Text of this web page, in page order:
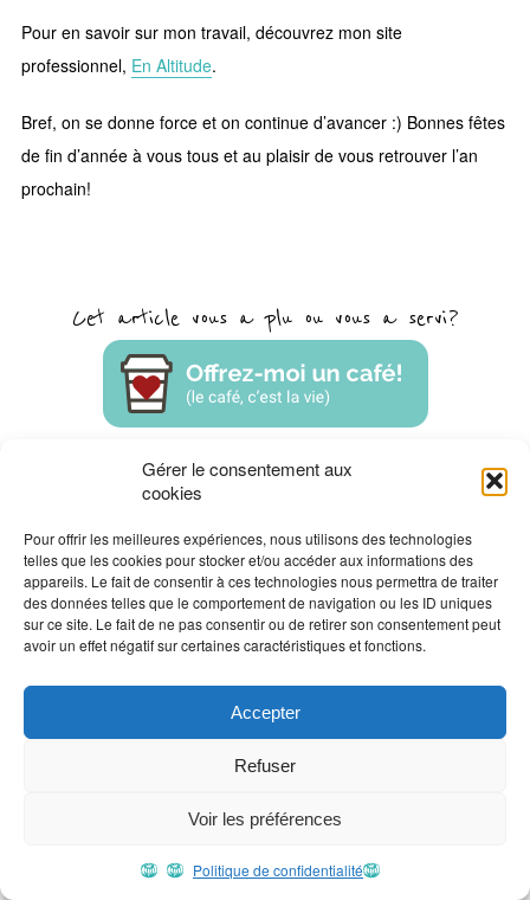
Gérer le consentement aux
cookies
Pour offrir les meilleures expériences, nous utilisons des technologies
telles que les cookies pour stocker et/ou accéder aux informations des
appareils. Le fait de consentir à ces technologies nous permettra de traiter
des données telles que le comportement de navigation ou les ID uniques
sur ce site. Le fait de ne pas consentir ou de retirer son consentement peut
avoir un effet négatif sur certaines caractéristiques et fonctions.
Accepter
Refuser
Voir les préférences
Politique de confidentialité
Pour en savoir sur mon travail, découvrez mon site
professionnel, En Altitude.
Bref, on se donne force et on continue d’avancer :) Bonnes fêtes
de fin d’année à vous tous et au plaisir de vous retrouver l’an
prochain!
Cet article vous a plu ou vous a servi?
Facebook
Pinterest
Laisser un commentaire
Ce que la faim m’a appris
Epicure au pied de la montagne: un week-